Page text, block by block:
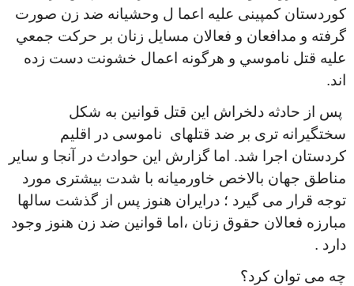
كوردستان كمپينى عليه اعما ل وحشيانه ضد زن صورت
گرفته و مدافعان و فعالان مسايل زنان بر حركت جمعي
عليه قتل ناموسي و هرگونه اعمال خشونت دست زده
اند.
پس از حادثه دلخراش این قتل قوانین به شکل
سختگیرانه تری بر ضد قتلهای ناموسی در اقلیم
کردستان اجرا شد. اما گزارش این حوادث در آنجا و سایر
مناطق جهان بالاخص خاورمیانه با شدت بیشتری مورد
توجه قرار می گیرد ؛ درایران هنوز پس از گذشت سالها
مبارزه فعالان حقوق زنان ،اما قوانین ضد زن هنوز وجود
دارد .
چه می توان کرد؟